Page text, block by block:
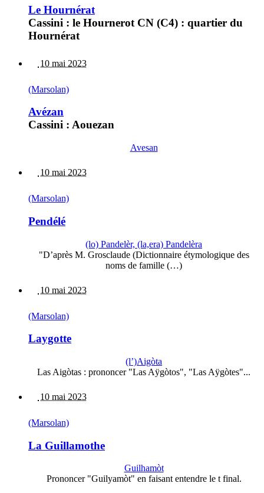
Le Hournérat
Cassini : le Hournerot CN (C4) : quartier du
Hournérat
10 mai 2023
(Marsolan)
Avézan
Cassini : Aouezan
Avesan
10 mai 2023
(Marsolan)
Pendélé
(lo) Pandelèr, (la,era) Pandelèra
"D’après M. Grosclaude (Dictionnaire étymologique des
noms de famille (…)
10 mai 2023
(Marsolan)
Laygotte
(l’)Aigòta
Las Aigòtas : prononcer "Las Aÿgòtos", "Las Aÿgòtes"...
10 mai 2023
(Marsolan)
La Guillamothe
Guilhamòt
Prononcer "Guilyamòt" en faisant entendre le t final.